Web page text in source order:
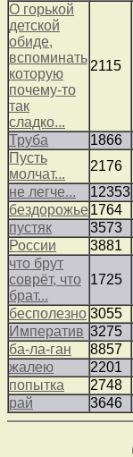
О горькой
детской
обиде,
вспоминать
которую
почему-то
так
сладко...
2115
Труба 1866
Пусть
молчат...
2176
не легче...
12353
бездорожье1764
пустяк
3573
России
3881
что брут
соврёт, что
брат...
1725
бесполезно 3055
Императив 3275
ба-ла-ган
8857
жалею
2201
попытка
2748
рай
3646